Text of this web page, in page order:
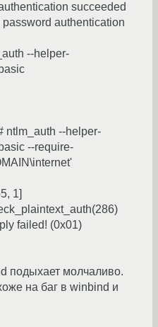
succeeded
authentication
--helper-
ntlm_auth --helper-
--require-
1]
failed! (0x01)
подыхает молчаливо.
на баг в winbind и